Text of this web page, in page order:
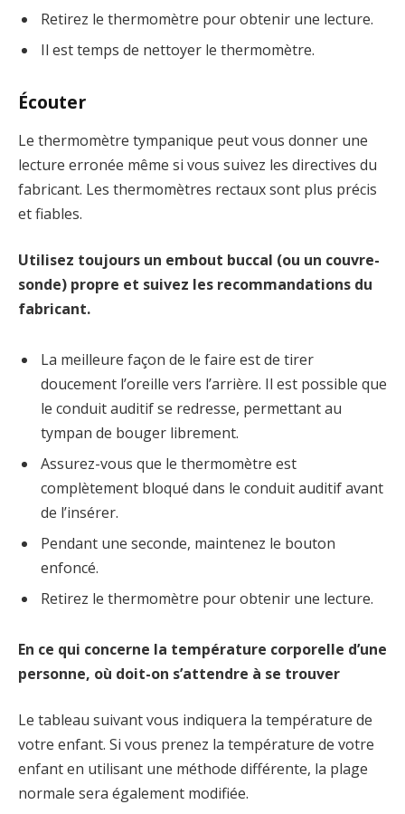
Retirez le thermomètre pour obtenir une lecture.
Il est temps de nettoyer le thermomètre.
Écouter
Le thermomètre tympanique peut vous donner une
lecture erronée même si vous suivez les directives du
fabricant. Les thermomètres rectaux sont plus précis
et fiables.
Utilisez toujours un embout buccal (ou un couvre-
sonde) propre et suivez les recommandations du
fabricant.
La meilleure façon de le faire est de tirer
doucement l’oreille vers l’arrière. Il est possible que
le conduit auditif se redresse, permettant au
tympan de bouger librement.
Assurez-vous que le thermomètre est
complètement bloqué dans le conduit auditif avant
de l’insérer.
Pendant une seconde, maintenez le bouton
enfoncé.
Retirez le thermomètre pour obtenir une lecture.
En ce qui concerne la température corporelle d’une
personne, où doit-on s’attendre à se trouver
Le tableau suivant vous indiquera la température de
votre enfant. Si vous prenez la température de votre
enfant en utilisant une méthode différente, la plage
normale sera également modifiée.